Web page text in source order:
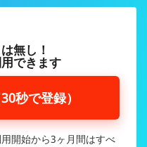
無し！
できます
秒で登録）
開始から3ヶ月間はすべ